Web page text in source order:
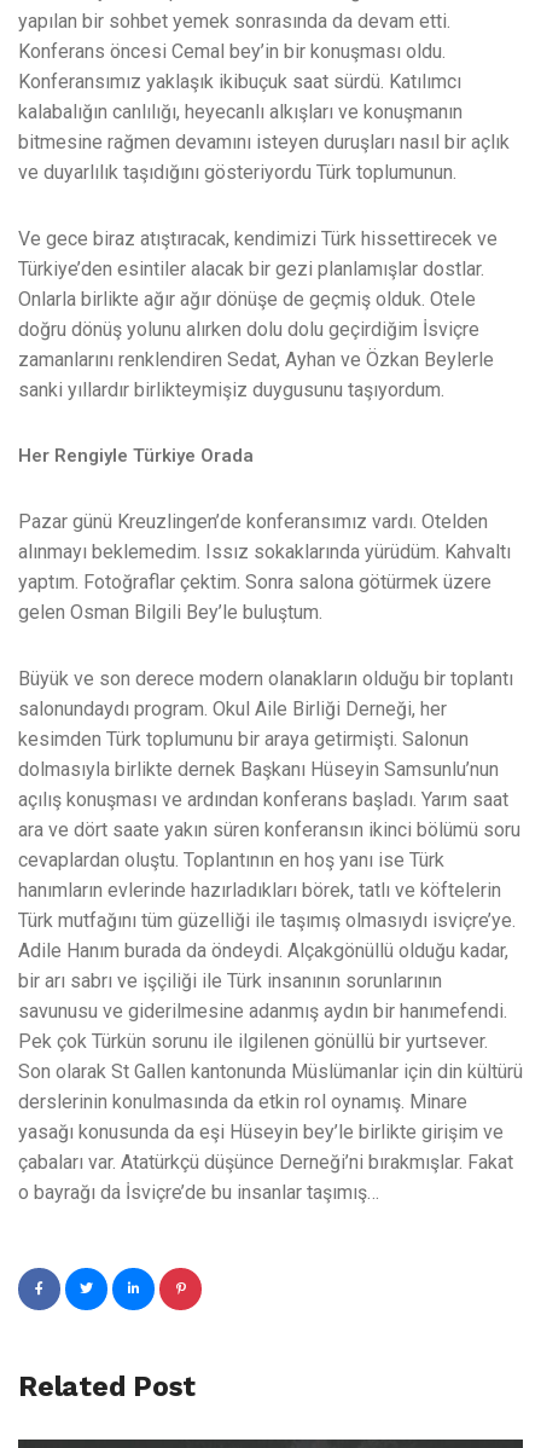
yapılan bir sohbet yemek sonrasında da devam etti.
Konferans öncesi Cemal bey’in bir konuşması oldu.
Konferansımız yaklaşık ikibuçuk saat sürdü. Katılımcı
kalabalığın canlılığı, heyecanlı alkışları ve konuşmanın
bitmesine rağmen devamını isteyen duruşları nasıl bir açlık
ve duyarlılık taşıdığını gösteriyordu Türk toplumunun.
Ve gece biraz atıştıracak, kendimizi Türk hissettirecek ve
Türkiye’den esintiler alacak bir gezi planlamışlar dostlar.
Onlarla birlikte ağır ağır dönüşe de geçmiş olduk. Otele
doğru dönüş yolunu alırken dolu dolu geçirdiğim İsviçre
zamanlarını renklendiren Sedat, Ayhan ve Özkan Beylerle
sanki yıllardır birlikteymişiz duygusunu taşıyordum.
Her Rengiyle Türkiye Orada
Pazar günü Kreuzlingen’de konferansımız vardı. Otelden
alınmayı beklemedim. Issız sokaklarında yürüdüm. Kahvaltı
yaptım. Fotoğraflar çektim. Sonra salona götürmek üzere
gelen Osman Bilgili Bey’le buluştum.
Büyük ve son derece modern olanakların olduğu bir toplantı
salonundaydı program. Okul Aile Birliği Derneği, her
kesimden Türk toplumunu bir araya getirmişti. Salonun
dolmasıyla birlikte dernek Başkanı Hüseyin Samsunlu’nun
açılış konuşması ve ardından konferans başladı. Yarım saat
ara ve dört saate yakın süren konferansın ikinci bölümü soru
cevaplardan oluştu. Toplantının en hoş yanı ise Türk
hanımların evlerinde hazırladıkları börek, tatlı ve köftelerin
Türk mutfağını tüm güzelliği ile taşımış olmasıydı isviçre’ye.
Adile Hanım burada da öndeydi. Alçakgönüllü olduğu kadar,
bir arı sabrı ve işçiliği ile Türk insanının sorunlarının
savunusu ve giderilmesine adanmış aydın bir hanımefendi.
Pek çok Türkün sorunu ile ilgilenen gönüllü bir yurtsever.
Son olarak St Gallen kantonunda Müslümanlar için din kültürü
derslerinin konulmasında da etkin rol oynamış. Minare
yasağı konusunda da eşi Hüseyin bey’le birlikte girişim ve
çabaları var. Atatürkçü düşünce Derneği’ni bırakmışlar. Fakat
o bayrağı da İsviçre’de bu insanlar taşımış…
Related Post